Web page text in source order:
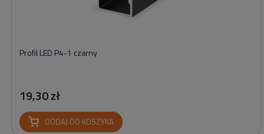
Profil LED P4-1 czarny
19,30 zł
DODAJ DO KOSZYKA